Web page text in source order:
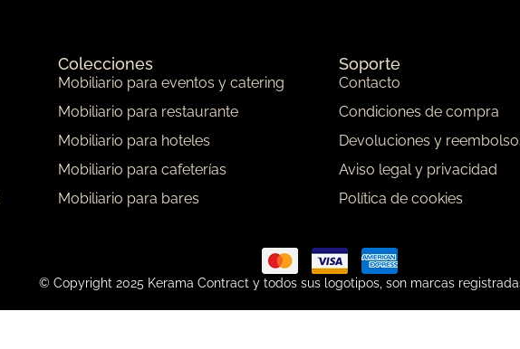
Colecciones
Mobiliario para eventos y catering
Mobiliario para restaurante
Mobiliario para hoteles
Mobiliario para cafeterías
Mobiliario para bares
Soporte
Contacto
Condiciones de compra
Devoluciones y
Aviso legal y privacidad
Política de cookies
© Copyright 2025 Kerama Contract y todos sus logotipos, son marcas